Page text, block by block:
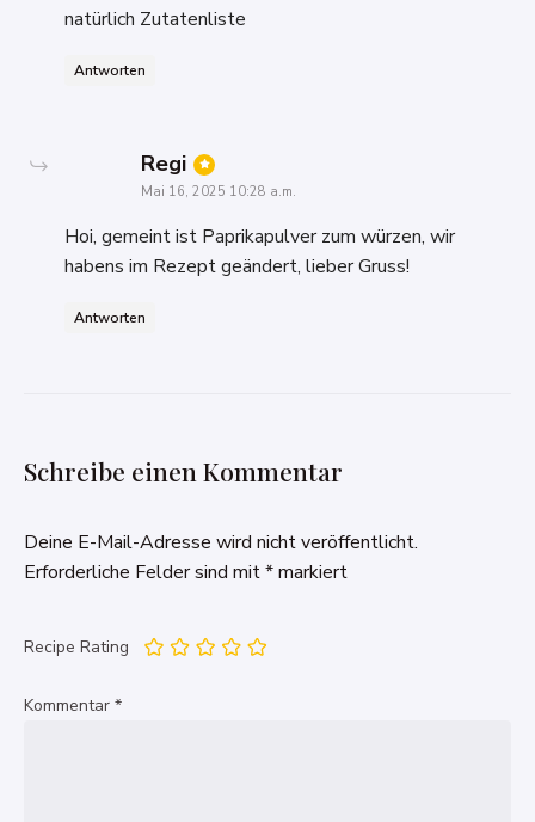
natürlich Zutatenliste
Antworten
Regi says:
Mai 16, 2025 10:28 a.m.
Hoi, gemeint ist Paprikapulver zum würzen, wir
habens im Rezept geändert, lieber Gruss!
Antworten
Schreibe einen Kommentar
Deine E-Mail-Adresse wird nicht veröffentlicht.
Erforderliche Felder sind mit*markiert
Recipe Rating
Kommentar *